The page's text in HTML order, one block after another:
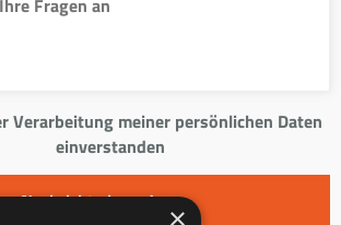
Verarbeitung meiner persönlichen Daten
einverstanden